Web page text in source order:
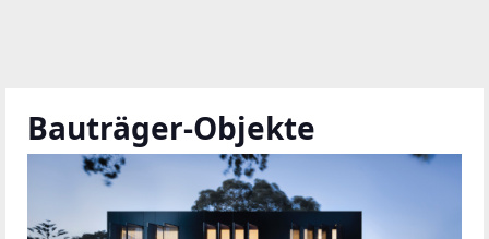
Bauträger-Objekte